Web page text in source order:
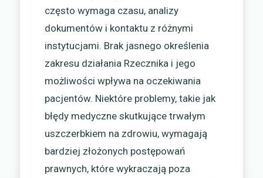
często wymaga czasu, analizy
dokumentów i kontaktu z różnymi
instytucjami. Brak jasnego określenia
zakresu działania Rzecznika i jego
możliwości wpływa na oczekiwania
pacjentów. Niektóre problemy, takie jak
błędy medyczne skutkujące trwałym
uszczerbkiem na zdrowiu, wymagają
bardziej złożonych postępowań
prawnych, które wykraczają poza